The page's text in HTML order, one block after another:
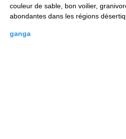
couleur de sable, bon voilier,
abondantes dans les régions
ganga